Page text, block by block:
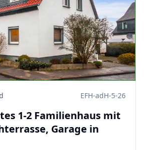
EFH-adH-5-26
1-2 Familienhaus mit
Garage in